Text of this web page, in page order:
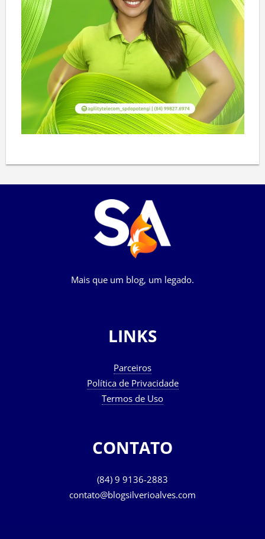
Mais que um blog, um legado.
LINKS
Parceiros
Política de Privacidade
Termos de Uso
CONTATO
(84) 9 9136-2883
contato@blogsilverioalves.com